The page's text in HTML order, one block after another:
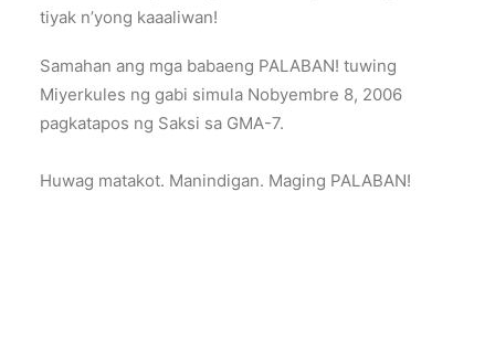
tiyak n’yong kaaaliwan!
Samahan ang mga babaeng PALABAN! tuwing
Miyerkules ng gabi simula Nobyembre 8, 2006
pagkatapos ng Saksi sa GMA-7.
Huwag matakot. Manindigan. Maging PALABAN!